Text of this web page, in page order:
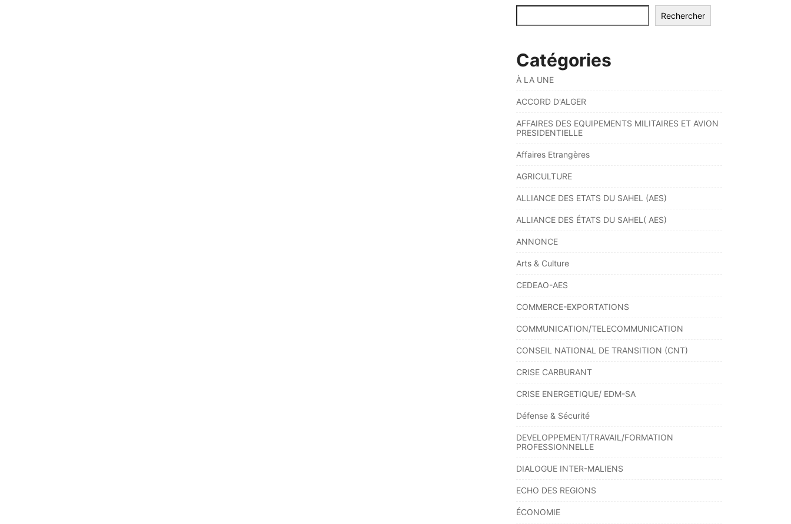
Rechercher
Catégories
À LA UNE
ACCORD D'ALGER
AFFAIRES DES EQUIPEMENTS MILITAIRES ET AVION
PRESIDENTIELLE
Affaires Etrangères
AGRICULTURE
ALLIANCE DES ETATS DU SAHEL (AES)
ALLIANCE DES ÉTATS DU SAHEL( AES)
ANNONCE
Arts & Culture
CEDEAO-AES
COMMERCE-EXPORTATIONS
COMMUNICATION/TELECOMMUNICATION
CONSEIL NATIONAL DE TRANSITION (CNT)
CRISE CARBURANT
CRISE ENERGETIQUE/ EDM-SA
Défense & Sécurité
DEVELOPPEMENT/TRAVAIL/FORMATION
PROFESSIONNELLE
DIALOGUE INTER-MALIENS
ECHO DES REGIONS
ÉCONOMIE